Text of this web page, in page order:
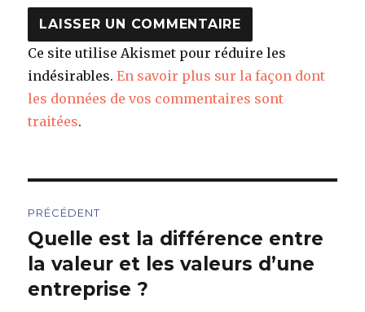
Ce site utilise Akismet pour réduire les
indésirables.En savoir plus sur la façon dont
les données de vos commentaires sont
traitées.
de
l’article
PRÉCÉDENT
Article
précédent :
Quelle est la différence entre
la valeur et les valeurs d’une
entreprise ?